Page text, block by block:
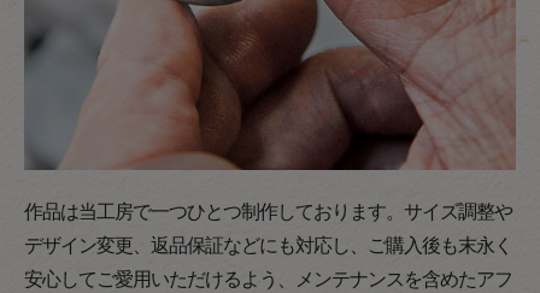
作品は当工房で一つひとつ制作しております。サイズ調整や
デザイン変更、返品保証などにも対応し、ご購入後も末永く
安心してご愛用いただけるよう、メンテナンスを含めたアフ